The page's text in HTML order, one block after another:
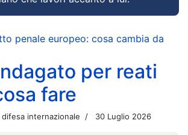
penale europeo: cosa cambia da
per reati
fare
internazionale 30 Luglio 2026